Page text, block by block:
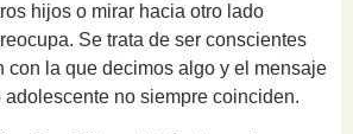
hijos o mirar hacia otro lado
Se trata de ser conscientes
con la que decimos algo y el mensaje
no siempre coinciden.